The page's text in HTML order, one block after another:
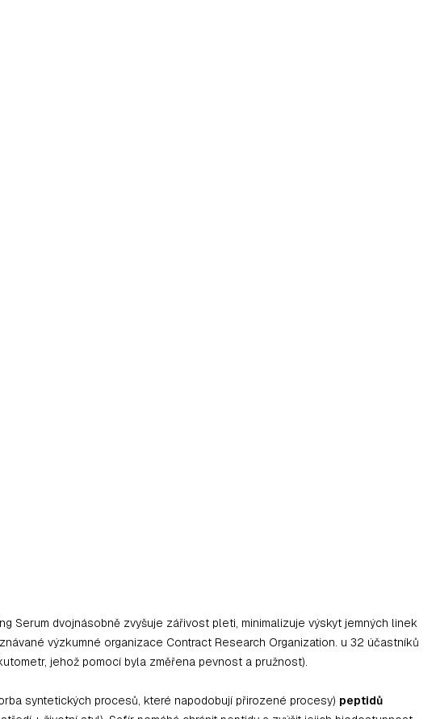
Serum dvojnásobně zvyšuje zářivost pleti, minimalizuje výskyt jemných linek
výzkumné organizace Contract Research Organization. u 32 účastníků
jehož pomocí byla změřena pevnost a pružnost).
syntetických procesů, které napodobují přirozené procesy) peptidů